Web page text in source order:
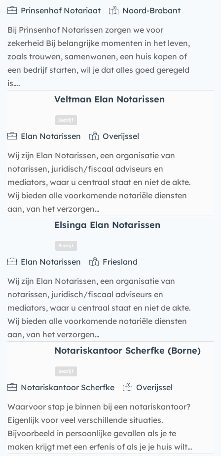
Prinsenhof Notariaat
Noord-Brabant
Bij Prinsenhof Notarissen zorgen we voor
zekerheid Bij belangrijke momenten in het leven,
zoals trouwen, samenwonen, een huis kopen of
een bedrijf starten, wil je dat alles goed geregeld
is….
Veltman Elan Notarissen
Bedrijf
Elan Notarissen
Overijssel
Wij zijn Elan Notarissen, een organisatie van
notarissen, juridisch/fiscaal adviseurs en
mediators, waar u centraal staat en niet de akte.
Wij bieden alle voorkomende notariële diensten
aan, van het verzorgen…
Elsinga Elan Notarissen
Elan Notarissen
Friesland
Wij zijn Elan Notarissen, een organisatie van
notarissen, juridisch/fiscaal adviseurs en
mediators, waar u centraal staat en niet de akte.
Wij bieden alle voorkomende notariële diensten
aan, van het verzorgen…
Notariskantoor Scherfke (Borne)
Notariskantoor Scherfke
Overijssel
Waarvoor stap je binnen bij een notariskantoor?
Eigenlijk voor veel verschillende situaties.
Bijvoorbeeld in persoonlijke gevallen als je te
maken krijgt met een erfenis of als je je huis wilt…